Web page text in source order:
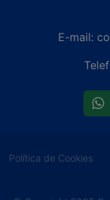
E-mail:
Política de Cookies